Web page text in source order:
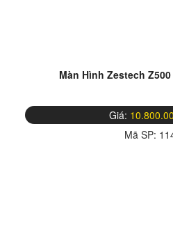
Màn Hình Zestech
Giá:
Mã SP: